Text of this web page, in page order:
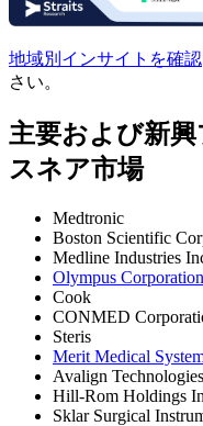
地域別インサイトを確認
さい。
主要および新興
スネア市場
Medtronic
Boston Scientific
Medline Industries
Olympus Corporation
Cook
CONMED
Steris
Merit Medical
Avalign Technologies
Hill-Rom Holdings
Sklar Surgical